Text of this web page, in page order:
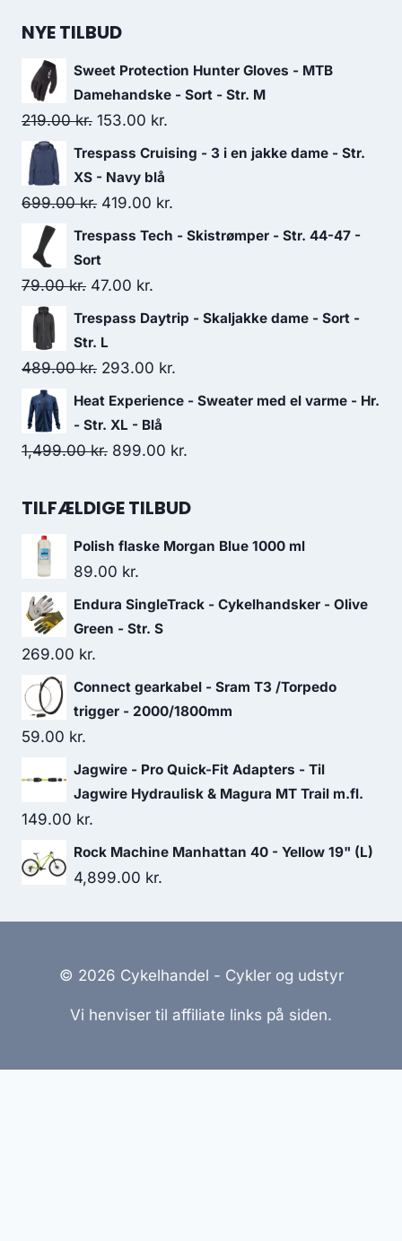
NYE TILBUD
Sweet Protection Hunter Gloves - MTB
Damehandske - Sort - Str. M
219.00kr. Original
price
was:
219.00 kr..
153.00 kr.
price
153.00 kr..
Trespass Cruising - 3 i en jakke dame - Str.
XS - Navy blå
699.00kr. Original
price
was:
699.00 kr..
419.00 kr.
price
Trespass Tech - Skistrømper - Str. 44-47 -
Sort
79.00kr. Original
price
was:
79.00 kr..
47.00 kr.
price
47.00 kr..
Trespass Daytrip - Skaljakke dame - Sort -
Str. L
489.00kr. Original
price
was:
489.00 kr..
293.00 kr.
price
293.00 kr..
Heat Experience - Sweater med el varme - Hr.
- Str. XL - Blå
1,499.00kr. Original
was:
899.00 kr.
is:
TILFÆLDIGE TILBUD
Polish flaske Morgan Blue 1000 ml
89.00 kr.
Endura SingleTrack - Cykelhandsker - Olive
Green - Str. S
269.00 kr.
Connect gearkabel - Sram T3 /Torpedo
trigger - 2000/1800mm
59.00 kr.
Jagwire - Pro Quick-Fit Adapters - Til
Jagwire Hydraulisk & Magura MT Trail m.fl.
149.00 kr.
Rock Machine Manhattan 40 - Yellow 19" (L)
4,899.00 kr.
© 2026 Cykelhandel - Cykler og udstyr
Vi henviser til affiliate links på siden.